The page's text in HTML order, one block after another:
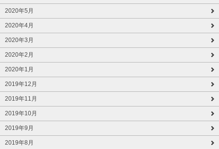
2020年5月
2020年4月
2020年3月
2020年2月
2020年1月
2019年12月
2019年11月
2019年10月
2019年9月
2019年8月